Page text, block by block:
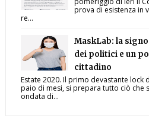
prova di esistenza in
re...
MaskLab: la
dei politici e un
cittadino
Estate 2020. Il primo devastante lock
paio di mesi, si prepara tutto ciò che
ondata di...